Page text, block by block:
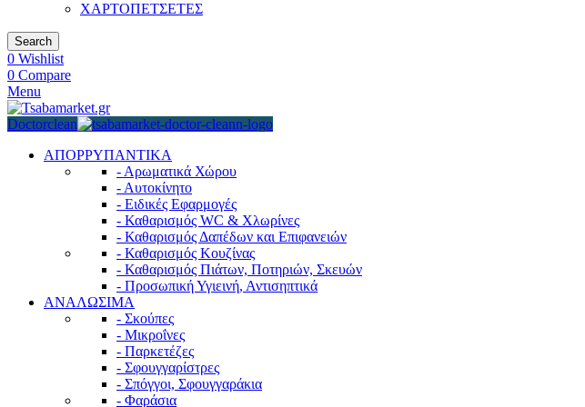
ΧΑΡΤΟΠΕΤΣΕΤΕΣ
Search
0 Wishlist
0 Compare
Menu
Doctorclean
ΑΠΟΡΡΥΠΑΝΤΙΚΑ
- Αρωματικά Χώρου
- Αυτοκίνητο
- Ειδικές Εφαρμογές
- Καθαρισμός WC & Χλωρίνες
- Καθαρισμός Δαπέδων και Επιφανειών
- Καθαρισμός Κουζίνας
- Καθαρισμός Πιάτων, Ποτηριών, Σκευών
- Προσωπική Υγιεινή, Αντισηπτικά
ΑΝΑΛΩΣΙΜΑ
- Σκούπες
- Μικροΐνες
- Παρκετέζες
- Σφουγγαρίστρες
- Σπόγγοι, Σφουγγαράκια
- Φαράσια